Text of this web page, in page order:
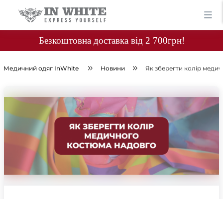
Безкоштовна доставка від 2 700грн!
Медичний одяг InWhite Новини Як зберегти колір